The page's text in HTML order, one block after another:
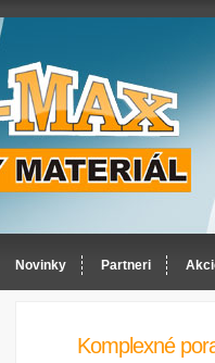
Novinky Partneri
Komplexné